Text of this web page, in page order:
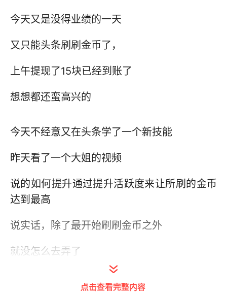
今天又是没得业绩的一天
又只能头条刷刷金币了，
上午提现了15块已经到账了
想想都还蛮高兴的
今天不经意又在头条学了一个新技能
昨天看了一个大姐的视频
说的如何提升通过提升活跃度来让所刷的金币
达到最高
说实话，除了最开始刷刷金币之外
就没怎么去弄了
因为每天只刷得到3毛钱
点击查看完整内容